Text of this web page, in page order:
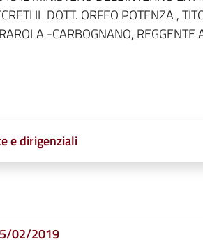
IL DOTT. ORFEO POTENZA ,
-CARBOGNANO, REGGENTE
e dirigenziali
02/2019